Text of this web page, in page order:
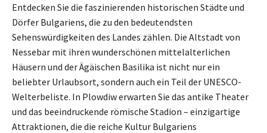
Entdecken Sie die faszinierenden historischen Städte und
Dörfer Bulgariens, die zu den bedeutendsten
Sehenswürdigkeiten des Landes zählen. Die Altstadt von
Nessebar mit ihren wunderschönen mittelalterlichen
Häusern und der Ägäischen Basilika ist nicht nur ein
beliebter Urlaubsort, sondern auch ein Teil der UNESCO-
Welterbeliste. In Plowdiw erwarten Sie das antike Theater
und das beeindruckende römische Stadion – einzigartige
Attraktionen, die die reiche Kultur Bulgariens